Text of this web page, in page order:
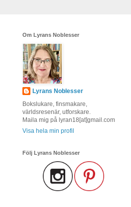
Om Lyrans Noblesser
Lyrans Noblesser
Bokslukare, finsmakare,
världsresenär, utforskare.
Maila mig på lyran18[at]gmail.com
Visa hela min profil
Följ Lyrans Noblesser